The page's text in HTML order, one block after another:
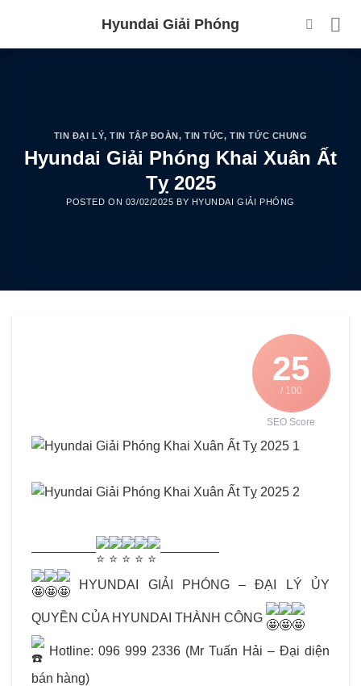
content
Hyundai Giải Phóng
TIN ĐẠI LÝ,TIN TẬP ĐOÀN,TIN TỨC,TIN TỨC CHUNG
Hyundai Giải Phóng Khai Xuân Ất
Tỵ 2025
POSTED ON 03/02/2025 BY HYUNDAI GIẢI PHÓNG
25
/ 100
SEO Score
————— ————–
HYUNDAI GIẢI PHÓNG – ĐẠI LÝ ỦY
QUYỀN CỦA HYUNDAI THÀNH CÔNG
Hotline: 096 999 2336 (Mr Tuấn Hải – Đại diện
bán hàng)